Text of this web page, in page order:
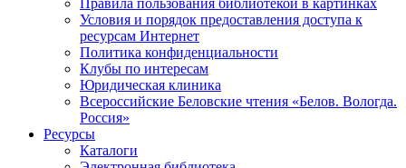
Правила пользования библиотекой в картинках
Условия и порядок предоставления доступа к
ресурсам Интернет
Политика конфиденциальности
Клубы по интересам
Юридическая клиника
Всероссийские Беловские чтения «Белов. Вологда.
Россия»
Ресурсы
Каталоги